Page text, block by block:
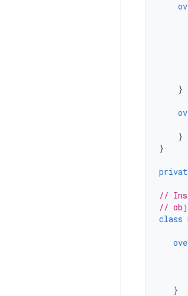
}
}
}
//
//
class
}